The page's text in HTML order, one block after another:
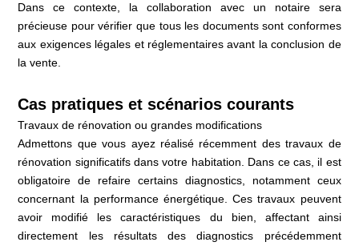
Dans ce contexte, la collaboration avec un notaire sera
précieuse pour vérifier que tous les documents sont conformes
aux exigences légales et réglementaires avant la conclusion de
la vente.
Cas pratiques et scénarios courants
Travaux de rénovation ou grandes modifications
Admettons que vous ayez réalisé récemment des travaux de
rénovation significatifs dans votre habitation. Dans ce cas, il est
obligatoire de refaire certains diagnostics, notamment ceux
concernant la performance énergétique. Ces travaux peuvent
avoir modifié les caractéristiques du bien, affectant ainsi
directement les résultats des diagnostics précédemment